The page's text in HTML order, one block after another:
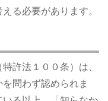
る必要があります。
許法１００条）は、
問わず認められま